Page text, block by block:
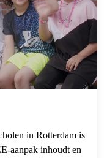
in Rotterdam is
aanpak inhoudt en